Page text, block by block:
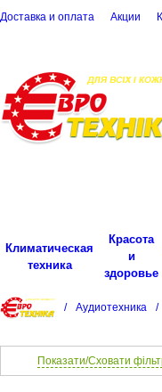
Доставка и оплата Акции
Климатическая
техника
Красота
и
здоровье
/ Аудиотехника /
Показати/Сховати